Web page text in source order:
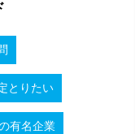
とりたい
有名企業